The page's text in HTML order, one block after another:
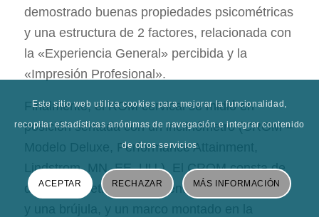
demostrado buenas propiedades psicométricas
y una estructura de 2 factores, relacionada con
la «Experiencia General» percibida y la
«Impresión Profesional».
Finalmente, el ROM cervical se midió en
posición sentada con un inclinómetro (CROM –
Modelo Deluxe, Performance Attainment,
Lindstrom, MN, EE. UU.). El CROM consta de
dos goniómetros dependientes de la gravedad
Este sitio web utiliza cookies para mejorar la funcionalidad,
recopilar estadísticas anónimas de navegación e integrar contenido
de otros servicios
ACEPTAR RECHAZAR MÁS INFORMACIÓN